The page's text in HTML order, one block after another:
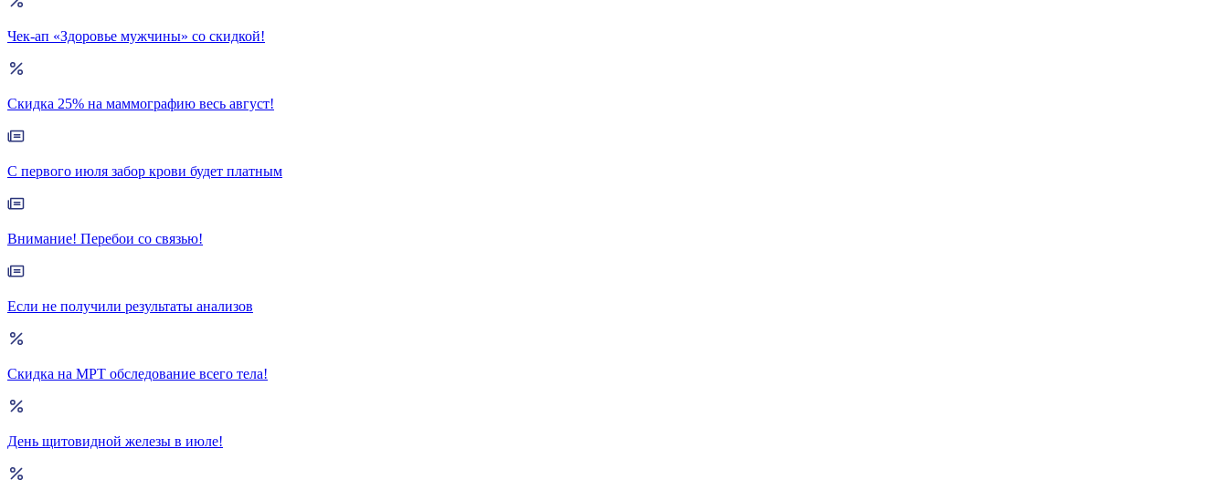
Чек-ап «Здоровье мужчины» со скидкой!
Скидка 25% на маммографию весь август!
С первого июля забор крови будет платным
Внимание! Перебои со связью!
Если не получили результаты анализов
Скидка на МРТ обследование всего тела!
День щитовидной железы в июле!